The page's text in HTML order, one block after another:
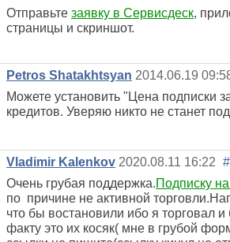
Отправьте заявку в Сервисдеск,
страницы и скриншот.
Petros Shatakhtsyan 2014.06.19
Можете установить "Цена подписки
кредитов. Уверяю никто не станет
Vladimir Kalenkov 2020.08.11 16:22
Очень грубая поддержка.Подписку
по причине не активной
что бы востановили ибо я торговал
факту это их косяк( мне в грубой